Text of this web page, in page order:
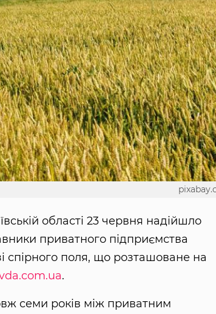
області 23 червня надійшло
приватного підприємства
спірного поля, що розташоване на
.
семи років між приватним